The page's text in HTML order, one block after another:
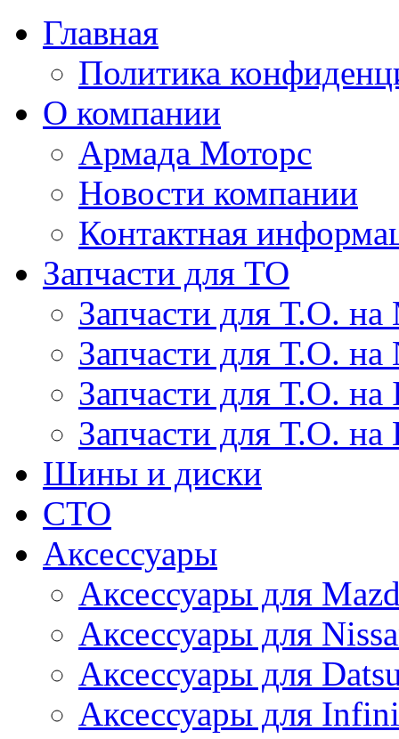
Главная
Политика
О компании
Армада Моторс
Новости компании
Контактная
Запчасти для ТО
Запчасти для Т.О. на
Запчасти для Т.О. на
Запчасти для Т.О.
Запчасти для Т.О. на
Шины и диски
СТО
Аксессуары
Аксессуары для
Аксессуары для
Аксессуары для
Аксессуары для